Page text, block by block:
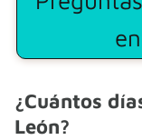
¿Cuántos
León?